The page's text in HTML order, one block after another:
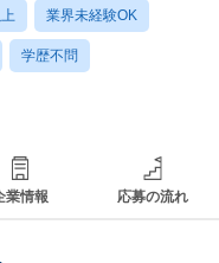
業界未経験OK
学歴不問
業情報 応募の流れ